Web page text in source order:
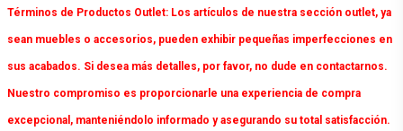
Términos de Productos Outlet: Los artículos de nuestra sección outlet, ya
sean muebles o accesorios, pueden exhibir pequeñas imperfecciones en
sus acabados. Si desea más detalles, por favor, no dude en contactarnos.
Nuestro compromiso es proporcionarle una experiencia de compra
excepcional, manteniéndolo informado y asegurando su total satisfacción.